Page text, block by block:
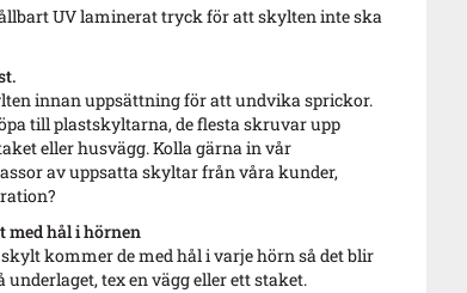
UV laminerat tryck för att skylten inte ska
innan uppsättning för att undvika sprickor.
till plastskyltarna, de flesta skruvar upp
eller husvägg. Kolla gärna in vår
av uppsatta skyltar från våra kunder,
hål i hörnen
kommer de med hål i varje hörn så det blir
tex en vägg eller ett staket.